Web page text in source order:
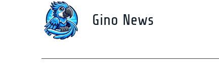
Gino News